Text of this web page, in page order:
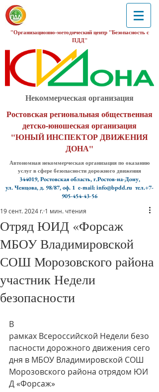
"Организационно-методический центр "Безопасность с
ПДД"
Некоммерческая организация
Ростовская региональная общественная
детско-юношеская организация
"ЮНЫЙ ИНСПЕКТОР ДВИЖЕНИЯ
ДОНА"
Автономная некоммерческая организация по оказанию
услуг в сфере безопасности дорожного движения
344019, Ростовская область, г.Ростов-на-Дону,
ул. Ченцова, д. 98/87, оф. 1 e-mail: info@bpdd.ru тел.+7-
905-454-43-56
Отряд ЮИД «Форсаж
МБОУ Владимировской
СОШ Морозовского района
участник Недели
безопасности
19 сент. 2024 г. 1 мин. чтения
В
рамках Всероссийской Недели безо
пасности дорожного движения сего
дня в МБОУ Владимировской СОШ
Морозовского района отрядом ЮИ
Д «Форсаж»